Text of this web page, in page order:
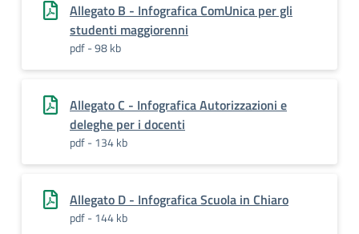
Allegato B - Infografica ComUnica per gli
studenti maggiorenni
pdf - 98 kb
Allegato C - Infografica Autorizzazioni e
deleghe per i docenti
pdf - 134 kb
Allegato D - Infografica Scuola in Chiaro
pdf - 144 kb